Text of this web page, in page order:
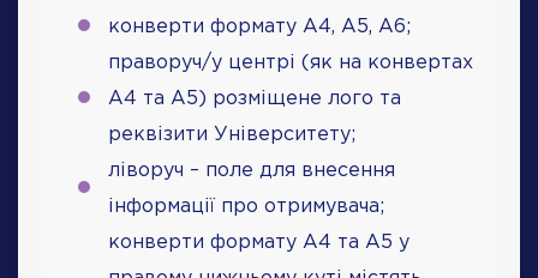
конверти формату А4, А5, А6;
праворуч/у центрі (як на конвертах
А4 та А5) розміщене лого та
реквізити Університету;
ліворуч – поле для внесення
інформації про отримувача;
конверти формату А4 та А5 у